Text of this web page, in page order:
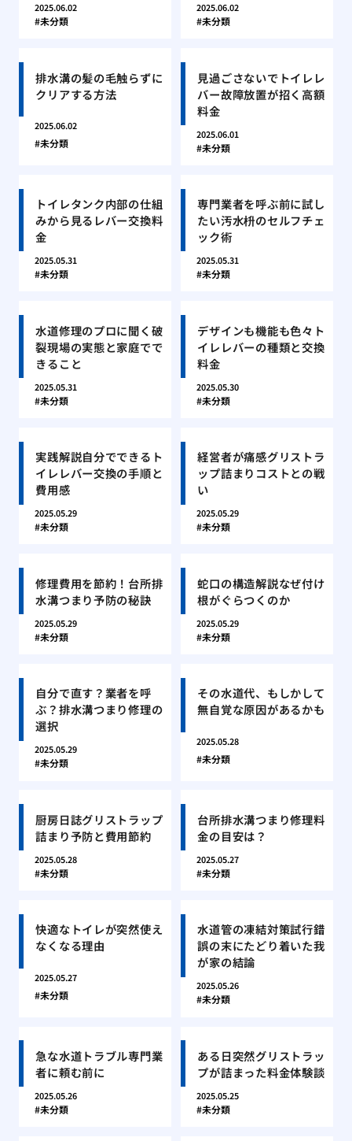
2025.06.02
未分類
2025.06.02
未分類
排水溝の髪の毛触らずに
クリアする方法
2025.06.02
未分類
見過ごさないでトイレレ
バー故障放置が招く高額
料金
2025.06.01
未分類
トイレタンク内部の仕組
みから見るレバー交換料
金
2025.05.31
未分類
専門業者を呼ぶ前に試し
たい汚水枡のセルフチェ
ック術
2025.05.31
未分類
水道修理のプロに聞く破
裂現場の実態と家庭でで
きること
2025.05.31
未分類
デザインも機能も色々ト
イレレバーの種類と交換
料金
2025.05.30
未分類
実践解説自分でできるト
イレレバー交換の手順と
費用感
2025.05.29
未分類
経営者が痛感グリストラ
ップ詰まりコストとの戦
い
2025.05.29
未分類
修理費用を節約！台所排
水溝つまり予防の秘訣
2025.05.29
未分類
蛇口の構造解説なぜ付け
根がぐらつくのか
2025.05.29
未分類
自分で直す？業者を呼
ぶ？排水溝つまり修理の
選択
2025.05.29
未分類
その水道代、もしかして
無自覚な原因があるかも
2025.05.28
未分類
厨房日誌グリストラップ
詰まり予防と費用節約
2025.05.28
未分類
台所排水溝つまり修理料
金の目安は？
2025.05.27
未分類
快適なトイレが突然使え
なくなる理由
2025.05.27
未分類
水道管の凍結対策試行錯
誤の末にたどり着いた我
が家の結論
2025.05.26
未分類
急な水道トラブル専門業
者に頼む前に
2025.05.26
未分類
ある日突然グリストラッ
プが詰まった料金体験談
2025.05.25
未分類